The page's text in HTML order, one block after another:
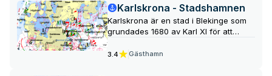
Karlskrona - Stadshamnen
Karlskrona är en stad i Blekinge som
grundades 1680 av Karl XI för att
skapa en isfri och skyddad
örlogshamn. Staden har en komplett
3.4 Gästhamn